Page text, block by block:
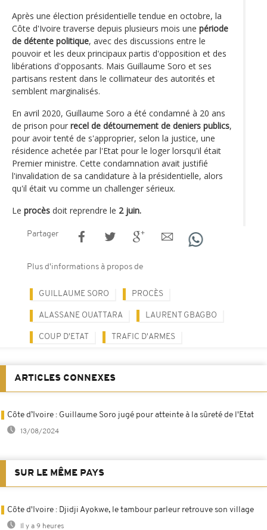
Après une élection présidentielle tendue en octobre, la
Côte d'Ivoire traverse depuis plusieurs mois une période
de détente politique, avec des discussions entre le
pouvoir et les deux principaux partis d'opposition et des
libérations d'opposants. Mais Guillaume Soro et ses
partisans restent dans le collimateur des autorités et
semblent marginalisés.
En avril 2020, Guillaume Soro a été condamné à 20 ans
de prison pour recel de détournement de deniers publics,
pour avoir tenté de s'approprier, selon la justice, une
résidence achetée par l'Etat pour le loger lorsqu'il était
Premier ministre. Cette condamnation avait justifié
l'invalidation de sa candidature à la présidentielle, alors
qu'il était vu comme un challenger sérieux.
Le procès doit reprendre le 2 juin.
Partager
Plus d'informations à propos de
GUILLAUME SORO PROCÈS
ALASSANE OUATTARA LAURENT GBAGBO
COUP D'ETAT TRAFIC D'ARMES
ARTICLES CONNEXES
Côte d’Ivoire : Guillaume Soro jugé pour atteinte à la sûreté de l'Etat
13/08/2024
SUR LE MÊME PAYS
Côte d'Ivoire : Djidji Ayokwe, le tambour parleur retrouve son village
Il y a 9 heures